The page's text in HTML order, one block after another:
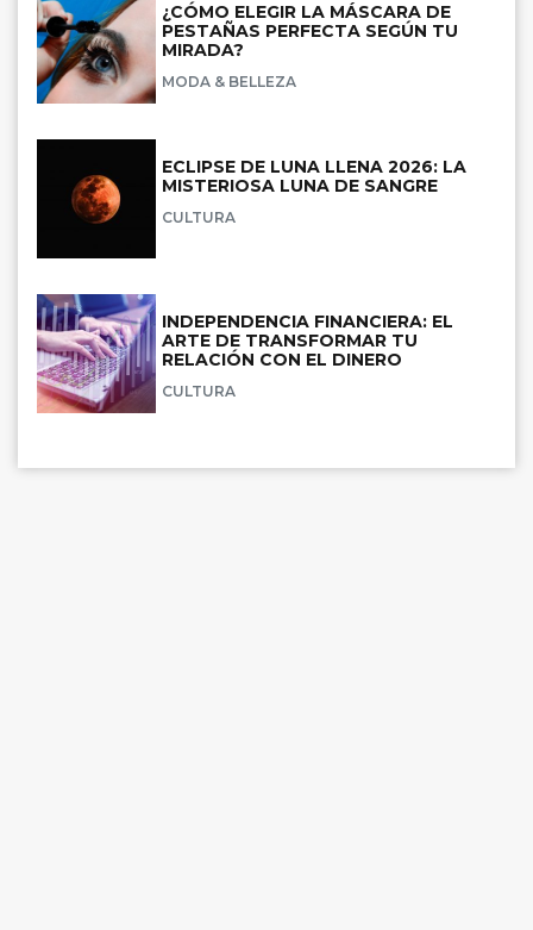
¿CÓMO ELEGIR LA MÁSCARA DE
PESTAÑAS PERFECTA SEGÚN TU
MIRADA?
MODA & BELLEZA
ECLIPSE DE LUNA LLENA 2026: LA
MISTERIOSA LUNA DE SANGRE
CULTURA
INDEPENDENCIA FINANCIERA: EL
ARTE DE TRANSFORMAR TU
RELACIÓN CON EL DINERO
CULTURA